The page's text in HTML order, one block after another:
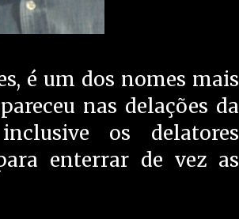
é um dos nomes mais
nas delações da
os delatores
enterrar de vez as